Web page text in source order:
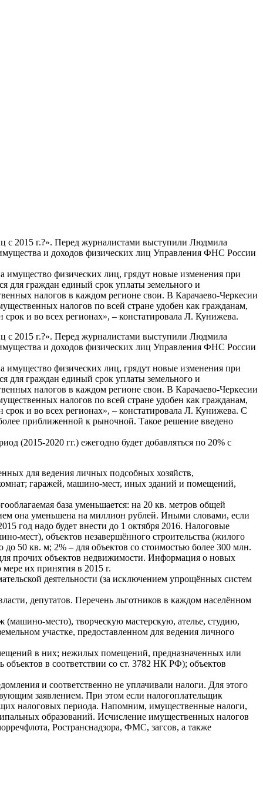
c 2015 г.?». Перед журналистами выступили Людмила
и доходов физических лиц Управления ФНС России
имущество физических лиц, грядут новые изменения при
для граждан единый срок уплаты земельного и
налогов в каждом регионе свои. В Карачаево-Черкесии
налогов по всей стране удобен как гражданам,
и во всех регионах», – констатировала Л. Кунижева.
c 2015 г.?». Перед журналистами выступили Людмила
и доходов физических лиц Управления ФНС России
имущество физических лиц, грядут новые изменения при
для граждан единый срок уплаты земельного и
налогов в каждом регионе свои. В Карачаево-Черкесии
налогов по всей стране удобен как гражданам,
и во всех регионах», – констатировала Л. Кунижева. С
более приближенной к рыночной. Такое решение введено
(2015-2020 гг.) ежегодно будет добавляться по 20% с
для ведения личных подсобных хозяйств,
гаражей, машино-мест, иных зданий и помещений,
база уменьшается: на 20 кв. метров общей
она уменьшена на миллион рублей. Иными словами, если
год надо будет внести до 1 октября 2016. Налоговые
мест), объектов незавершённого строительства (жилого
50 кв. м; 2% – для объектов со стоимостью более 300 млн.
прочих объектов недвижимости. Информация о новых
их принятия в 2015 г.
деятельности (за исключением упрощённых систем
депутатов. Перечень льготников в каждом населённом
(машино-место), творческую мастерскую, ателье, студию,
участке, предоставленном для ведения личного
в них; нежилых помещений, предназначенных или
в соответствии со ст. 3782 НК РФ); объектов
и соответственно не уплачивали налоги. Для этого
заявлением. При этом если налогоплательщик
налоговых периода. Напомним, имущественные налоги,
образований. Исчисление имущественных налогов
Ространснадзора, ФМС, загсов, а также